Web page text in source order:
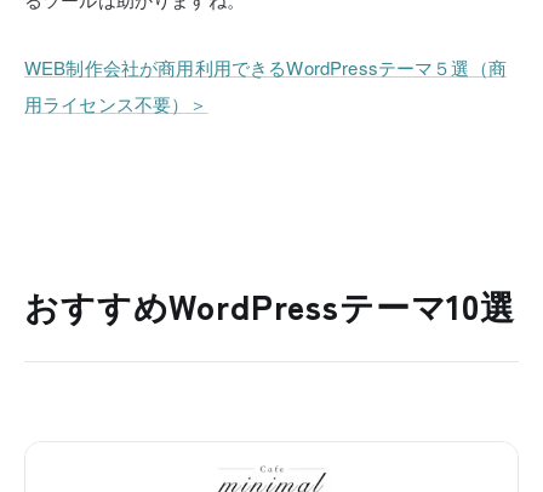
WEB制作会社が商用利用できるWordPressテーマ５選（商
用ライセンス不要）＞
おすすめWordPressテーマ10選